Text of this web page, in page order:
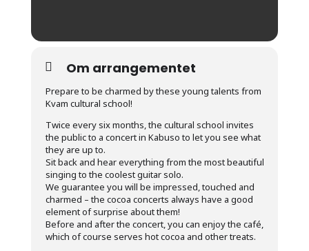
Om arrangementet
Prepare to be charmed by these young talents from
Kvam cultural school!
Twice every six months, the cultural school invites
the public to a concert in Kabuso to let you see what
they are up to.
Sit back and hear everything from the most beautiful
singing to the coolest guitar solo.
We guarantee you will be impressed, touched and
charmed – the cocoa concerts always have a good
element of surprise about them!
Before and after the concert, you can enjoy the café,
which of course serves hot cocoa and other treats.